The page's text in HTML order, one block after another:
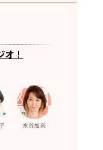
！
水谷加奈